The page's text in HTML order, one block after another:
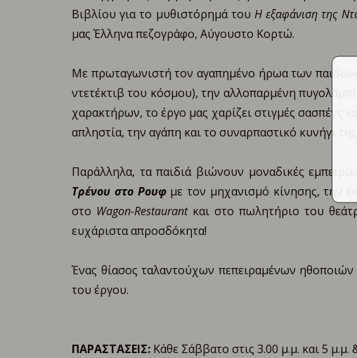
Βιβλίου για το μυθιστόρημά του Η εξαφάνιση της
μας Έλληνα πεζογράφο, Αύγουστο Κορτώ.
Με πρωταγωνιστή τον αγαπημένο ήρωα των
ντετέκτιβ του κόσμου), την αλλοπαρμένη
χαρακτήρων, το έργο μας χαρίζει στιγμές σασπένς
απληστία, την αγάπη και το συναρπαστικό κυνήγι
Παράλληλα, τα παιδιά βιώνουν μοναδικές
Τρένου στο Ρουφμε τον μηχανισμό κίνησης, την
στο Wagon-Restaurantκαι στο πωλητήριο του
ευχάριστα απροσδόκητα!
Ένας θίασος ταλαντούχων πεπειραμένων
του έργου.
ΠΑΡΑΣΤΑΣΕΙΣ: Κάθε Σάββατο στις 3.00 μ.μ. και 5 μ.μ.